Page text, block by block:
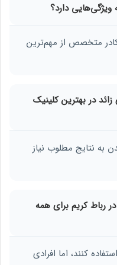
ویژگی‌هایی دارد؟
کادر متخصص از مهم‌ترین
در بهترین کلینیک
رسیدن به نتایج مطلوب نیاز
رباط کریم برای همه
کنند، اما افرادی